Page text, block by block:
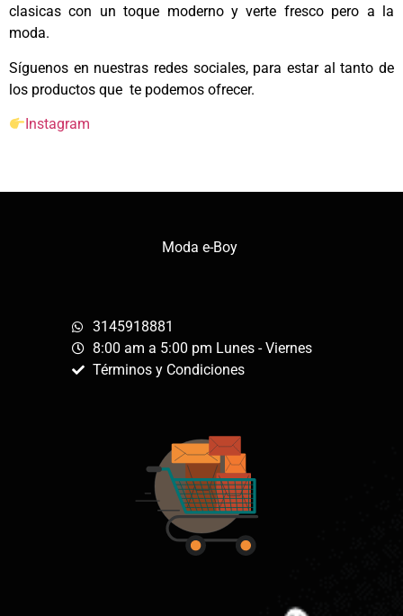
clasicas con un toque moderno y verte fresco pero a la
moda.
Síguenos en nuestras redes sociales, para estar al tanto de
los productos que te podemos ofrecer.
Instagram
Moda e-Boy
3145918881
8:00 am a 5:00 pm Lunes - Viernes
Términos y Condiciones